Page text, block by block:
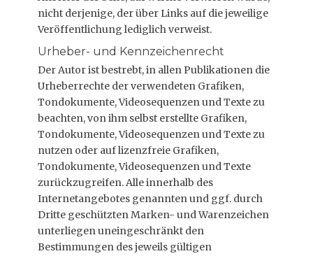
nicht derjenige, der über Links auf die jeweilige
Veröffentlichung lediglich verweist.
Urheber- und Kennzeichenrecht
Der Autor ist bestrebt, in allen Publikationen die
Urheberrechte der verwendeten Grafiken,
Tondokumente, Videosequenzen und Texte zu
beachten, von ihm selbst erstellte Grafiken,
Tondokumente, Videosequenzen und Texte zu
nutzen oder auf lizenzfreie Grafiken,
Tondokumente, Videosequenzen und Texte
zurückzugreifen. Alle innerhalb des
Internetangebotes genannten und ggf. durch
Dritte geschützten Marken- und Warenzeichen
unterliegen uneingeschränkt den
Bestimmungen des jeweils gültigen